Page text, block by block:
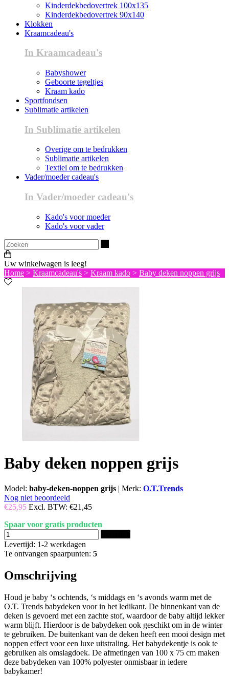
Kinderdekbedovertrek 100x135
Kinderdekbedovertrek 90x140
Klokken
Kraamcadeau's
In Kraamcadeau's
Babyshower
Geboorte tegeltjes
Kraam kado
Sportfondsen
Sublimatie artikelen
In Sublimatie artikelen
Overige om te bedrukken
Sublimatie artikelen
Textiel om te bedrukken
Vader/moeder cadeau's
In Vader/moeder cadeau's
Kado's voor moeder
Kado's voor vader
Uw winkelwagen is leeg!
Home > Kraamcadeau's > Kraam kado > Baby deken noppen grijs
Baby deken noppen grijs
Model: baby-deken-noppen grijs | Merk: O.T.Trends
Nog niet beoordeeld
€25,95 Excl. BTW: €21,45
Spaar voor gratis producten
Levertijd: 1-2 werkdagen
Te ontvangen spaarpunten: 5
Omschrijving
Houd je baby ‘s ochtends, ‘s middags en ‘s avonds warm met de
O.T. Trends babydeken voor in het ledikant. De binnenkant van de
deken is gevoerd met een zachte stof, waardoor de baby altijd lekker
warm blijft. Hierdoor is de babydeken ook geschikt om in de winter
te gebruiken. De buitenkant van de deken heeft een mooi design met
noppen effect voor een luxe uitstraling. Het babydekentje is ook te
gebruiken als omslagdoek. De afmetingen van 100 x 75 cm maken
deze babydeken van 100% polyester onmisbaar in iedere
babykamer!